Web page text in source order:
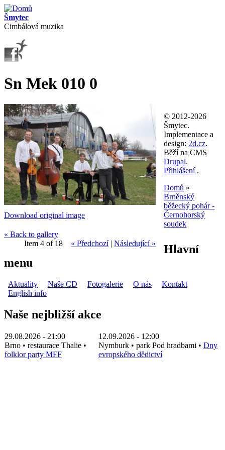
Přejít k hlavnímu obsahu
Šmytec
Cimbálová muzika
Sn Mek 010 0
Download original image
« Back to gallery
Item 4 of 18
« Předchozí|Následující »
© 2012-2026
Šmytec.
Implementace a
design: 2d.cz.
Běží na CMS
Drupal.
Přihlášení.
Jste zde
Domů »
Brněnský
běžecký pohár -
Černohorský
soudek
Hlavní
menu
Aktuality Naše CD Fotogalerie O nás
Kontakt
English info
Naše nejbližší akce
29.08.2026 - 21:00
Brno • restaurace Thalie •
folklor party MFF
12.09.2026 - 12:00
Nymburk • park Pod hradbami • Dny
evropského dědictví